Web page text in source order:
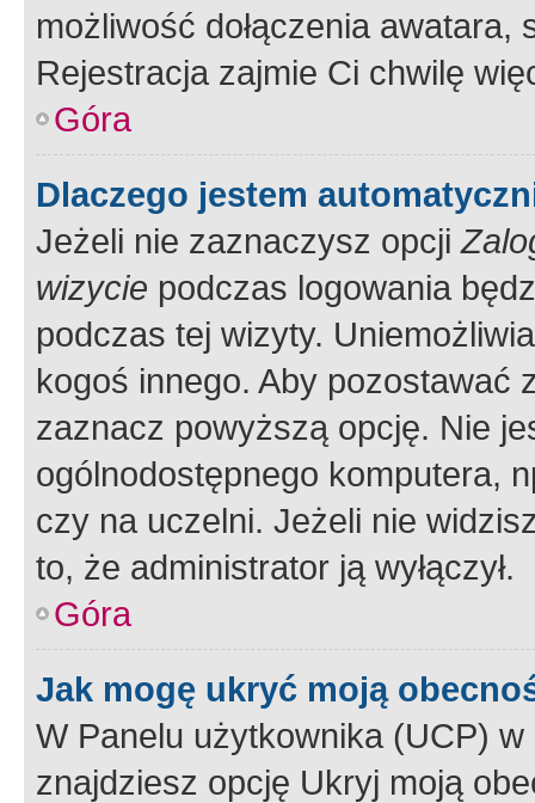
możliwość dołączenia
Rejestracja zajmie Ci chwilę
Góra
Dlaczego jestem
Jeżeli nie zaznaczysz opcji
wizycie podczas logowania
podczas tej wizyty.
kogoś innego. Aby pozostawać
zaznacz powyższą opcję. Nie
ogólnodostępnego komputera,
czy na uczelni. Jeżeli nie
to, że administrator ją wyłączył.
Góra
Jak mogę ukryć moją
W Panelu użytkownika (UCP) w
znajdziesz opcję Ukryj moją